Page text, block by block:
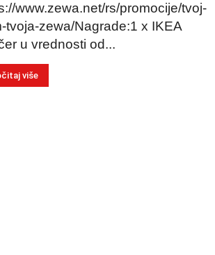
www.zewa.net/rs/promocije/tvoj-
tvoja-zewa/Nagrade:1 x IKEA
u vrednosti od...
više